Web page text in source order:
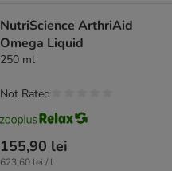
NutriScience ArthriAid
Omega Liquid
250 ml
155,90 lei
623,60 lei / l
Not Rated